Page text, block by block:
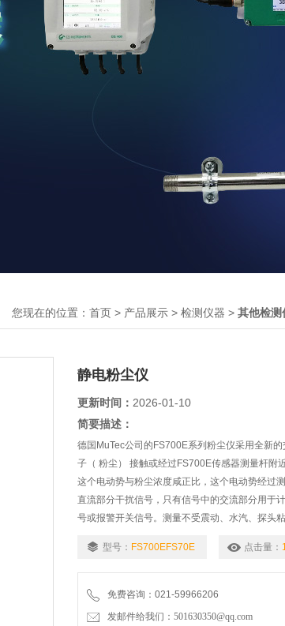
您现在的位置： 首页 > 产品展示 > 检测仪器 > 其他检测
静电粉尘仪
更新时间： 2026-01-10
简要描述：
德国MuTec公司的FS700E系列粉尘仪采用全新
子（ 粉尘） 接触或经过FS700E传感器测量杆附
这个电动势与粉尘浓度咸正比，这个电动势经过
直流部分干扰信号，只有信号中的交流部分用于
号或报警开关信号。测量不受震动、水汽、探头粘
型号： FS700EFS70E 点击量：
免费咨询：021-59966206
发邮件给我们：501630350@qq.com